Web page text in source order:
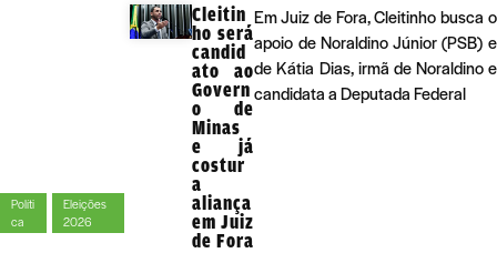
Políti
ca
Eleições
2026
Cleitin
ho será
candid
ato ao
Govern
o de
Minas
e já
costur
a
aliança
em Juiz
de Fora
Em Juiz de Fora, Cleitinho busca o
apoio de Noraldino Júnior (PSB) e
de Kátia Dias, irmã de Noraldino e
candidata a Deputada Federal